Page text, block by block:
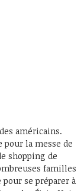
américains.
la messe de
shopping de
familles
se préparer à